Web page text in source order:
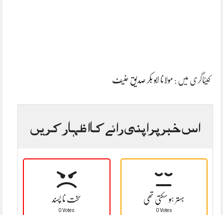
کیٹاگری میں : مولانا ابو بکر صدیق حنیف
اس خبر پر اپنی رائے کا اظہار کریں
سخت نا پسند
0 Votes
بہتر ہو سکتی تھی
0 Votes